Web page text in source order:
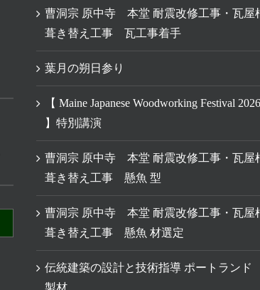
曹洞宗 原中寺 本堂 耐震改修工事・瓦屋
葺き替え工事 瓦工事着手
葉月の朔日参り
【 Maine Japanese Woodworking Festival 2026
】特別講演
曹洞宗 原中寺 本堂 耐震改修工事・瓦屋
葺き替え工事 懸魚 型
曹洞宗 原中寺 本堂 耐震改修工事・瓦屋
葺き替え工事 懸魚 材選定
伝統建築の設計と技術指導 ポートランド
製材